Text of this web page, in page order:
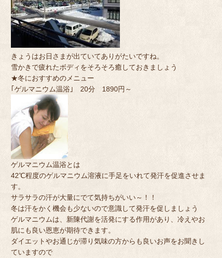
きょうはお日さまが出ていてありがたいですね。
雪かきで疲れたボディをそろそろ癒しておきましょう
★冬におすすめのメニュー
｢ゲルマニウム温浴｣ 20分 1890円～
ゲルマニウム温浴とは
42℃程度のゲルマニウム溶液に手足をいれて発汗を促進させま
す。
サラサラの汗が大量にでて気持ちがいい～！！
冬は汗をかく機会も少ないので意識して発汗を促しましょう
ゲルマニウムは、新陳代謝を活発にする作用があり、冷えやお
肌にも良い恩恵が期待できます。
ダイエットやお通じが滞り気味の方からも良いお声をお聞きし
ていますので